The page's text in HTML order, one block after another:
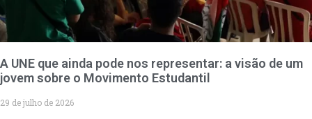
A UNE que ainda pode nos representar: a visão de um
jovem sobre o Movimento Estudantil
29 de julho de 2026